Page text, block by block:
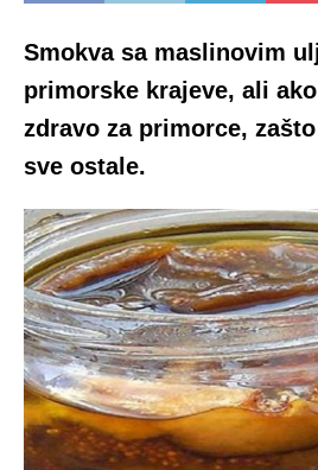
Smokva sa maslinovim
primorske krajeve, ali
zdravo za primorce,
sve ostale.